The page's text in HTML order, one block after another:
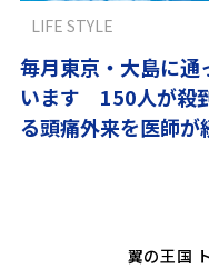
毎月東京・大島に通
います 150人が殺
る頭痛外来を医師が
LIFE STYLE
翼の王国